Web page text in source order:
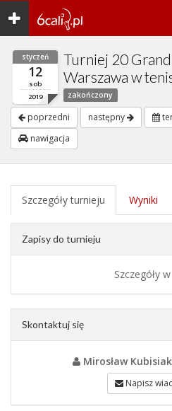
Toggle
navigation
styczeń
12
sob
2019
Turniej 20
Warszawa w
zakończony
poprzedni następny
nawigacja
Szczegóły turnieju Wyniki
Zapisy do turnieju
Szczegóły
Skontaktuj się
Mirosław Kubisiak
Napisz